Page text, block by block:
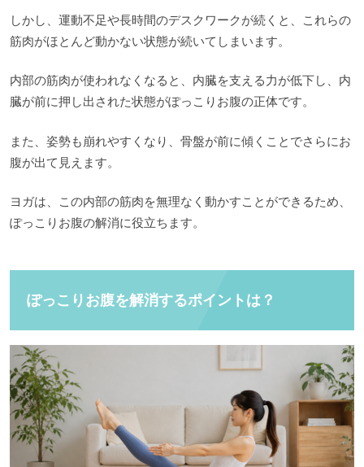
しかし、運動不足や長時間のデスクワークが続くと、これらの
筋肉がほとんど動かない状態が続いてしまいます。
内部の筋肉が使われなくなると、内臓を支える力が低下し、内
臓が前に押し出された状態がぽっこりお腹の正体です。
また、姿勢も崩れやすくなり、骨盤が前に傾くことでさらにお
腹が出て見えます。
ヨガは、この内部の筋肉を無理なく動かすことができるため、
ぽっこりお腹の解消に役立ちます。
ぽっこりお腹を解消するポイントは？